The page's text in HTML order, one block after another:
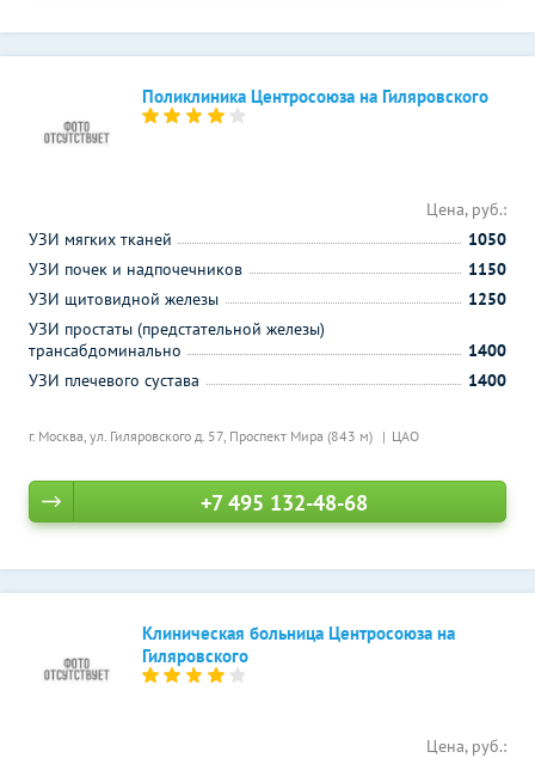
Поликлиника Центросоюза на Гиляровского
г. Москва, ул. Гиляровского д. 57, Проспект Мира (843 м) ЦАО
Цена, руб.:
УЗИ мягких тканей
1050
УЗИ почек и надпочечников
1150
УЗИ щитовидной железы
1250
УЗИ простаты (предстательной железы)
трансабдоминально
1400
УЗИ плечевого сустава
1400
+7 495 132-48-68
Клиническая больница Центросоюза на
Гиляровского
Цена, руб.: